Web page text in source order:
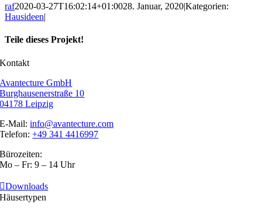
raf2020-03-27T16:02:14+01:0028. Januar, 2020|Kategorien:
Hausideen|
Teile dieses Projekt!
Facebook
X
Pinterest
Kontakt
Avantecture GmbH
Burghausenerstraße 10
04178 Leipzig
E-Mail:info@avantecture.com
Telefon:+49 341 4416997
Bürozeiten:
Mo – Fr: 9 – 14 Uhr
Downloads
Häusertypen